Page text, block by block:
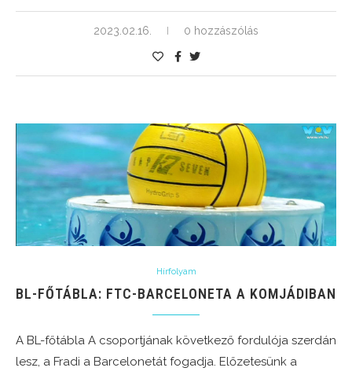
2023.02.16. 0 hozzászólás
Hírfolyam
BL-FŐTÁBLA: FTC-BARCELONETA A KOMJÁDIBAN
A BL-főtábla A csoportjának következő fordulója szerdán
lesz, a Fradi a Barcelonetát fogadja. Előzetesünk a